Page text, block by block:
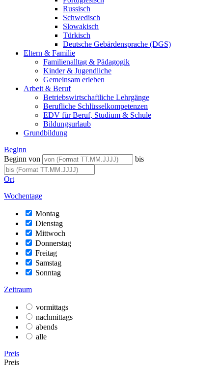
Russisch
Schwedisch
Slowakisch
Türkisch
Deutsche Gebärdensprache (DGS)
Eltern & Familie
Familienalltag & Pädagogik
Kinder & Jugendliche
Gemeinsam erleben
Arbeit & Beruf
Betriebswirtschaftliche Lehrgänge
Berufliche Schlüsselkompetenzen
EDV für Beruf, Studium & Schule
Bildungsurlaub
Grundbildung
Beginn
Beginn von
bis
Ort
Wochentage
Montag
Dienstag
Mittwoch
Donnerstag
Freitag
Samstag
Sonntag
Zeitraum
vormittags
nachmittags
abends
alle
Preis
Preis